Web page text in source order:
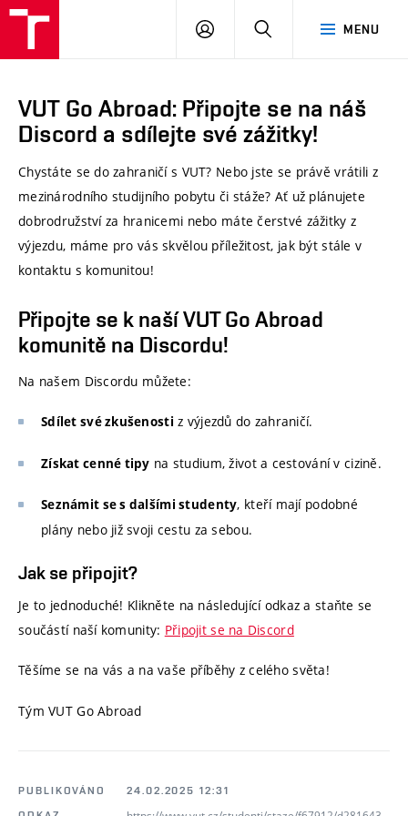
MENU
PŘIHLÁSIT
VUT Go Abroad: Připojte se na náš
Discord a sdílejte své zážitky!
Chystáte se do zahraničí s VUT? Nebo jste se právě vrátili z
mezinárodního studijního pobytu či stáže? Ať už plánujete
dobrodružství za hranicemi nebo máte čerstvé zážitky z
výjezdu, máme pro vás skvělou příležitost, jak být stále v
kontaktu s komunitou!
Připojte se k naší VUT Go Abroad
komunitě na Discordu!
Na našem Discordu můžete:
Sdílet své zkušenosti z výjezdů do zahraničí.
Získat cenné tipy na studium, život a cestování v cizině.
Seznámit se s dalšími studenty, kteří mají podobné
plány nebo již svoji cestu za sebou.
Jak se připojit?
Je to jednoduché! Klikněte na následující odkaz a staňte se
součástí naší komunity: Připojit se na Discord
Těšíme se na vás a na vaše příběhy z celého světa!
Tým VUT Go Abroad
PUBLIKOVÁNO
24.02.2025 12:31